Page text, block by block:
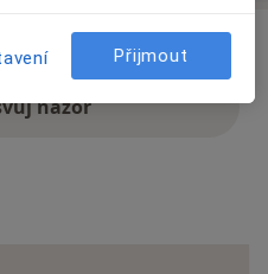
názor
Přijmout